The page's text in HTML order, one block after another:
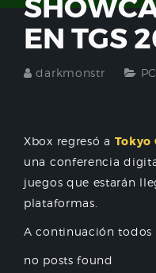
EN TGS
darkmonstr PC
Xbox regresó a Tokyo
una conferencia
juegos que estarán
plataformas.
A continuación todos
no posts found